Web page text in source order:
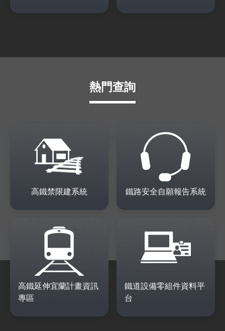
熱門查詢
高鐵禁限建系統 鐵路安全自願報告系統
高鐵延伸宜蘭計畫資訊
專區
鐵道設備零組件資料平
台